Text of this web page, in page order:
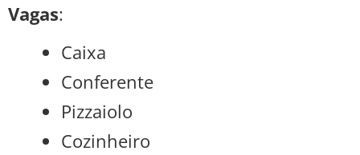
Vagas:
Caixa
Conferente
Pizzaiolo
Cozinheiro